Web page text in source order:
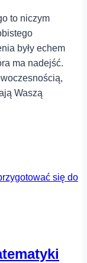
to niczym
były echem
ma nadejść.
Waszą